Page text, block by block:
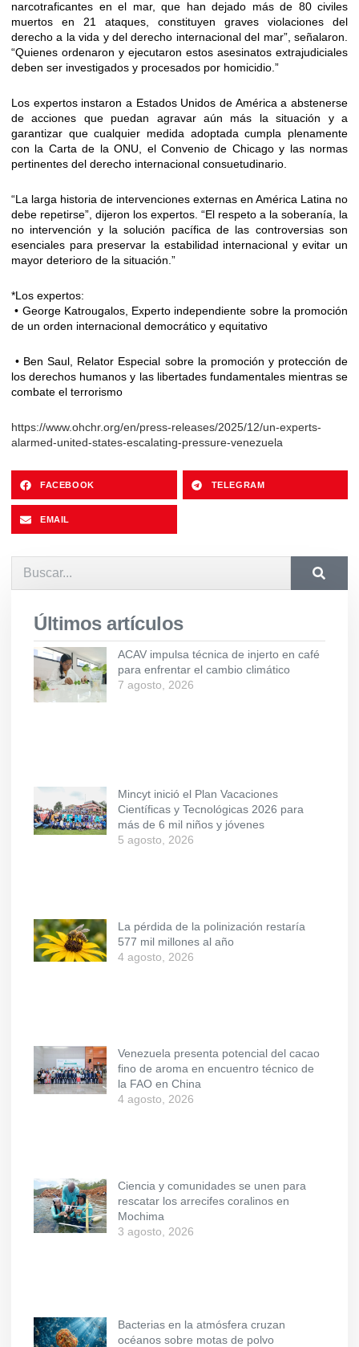
narcotraficantes en el mar, que han dejado más de 80 civiles
muertos en 21 ataques, constituyen graves violaciones del
derecho a la vida y del derecho internacional del mar”, señalaron.
“Quienes ordenaron y ejecutaron estos asesinatos extrajudiciales
deben ser investigados y procesados por homicidio.”
Los expertos instaron a Estados Unidos de América a abstenerse
de acciones que puedan agravar aún más la situación y a
garantizar que cualquier medida adoptada cumpla plenamente
con la Carta de la ONU, el Convenio de Chicago y las normas
pertinentes del derecho internacional consuetudinario.
“La larga historia de intervenciones externas en América Latina no
debe repetirse”, dijeron los expertos. “El respeto a la soberanía, la
no intervención y la solución pacífica de las controversias son
esenciales para preservar la estabilidad internacional y evitar un
mayor deterioro de la situación.”
*Los expertos:
• George Katrougalos, Experto independiente sobre la promoción
de un orden internacional democrático y equitativo
• Ben Saul, Relator Especial sobre la promoción y protección de
los derechos humanos y las libertades fundamentales mientras se
combate el terrorismo
https://www.ohchr.org/en/press-releases/2025/12/un-experts-
alarmed-united-states-escalating-pressure-venezuela
FACEBOOK TELEGRAM
EMAIL
Últimos artículos
ACAV impulsa técnica de injerto en café
para enfrentar el cambio climático
7 agosto, 2026
Mincyt inició el Plan Vacaciones
Científicas y Tecnológicas 2026 para
más de 6 mil niños y jóvenes
5 agosto, 2026
La pérdida de la polinización restaría
577 mil millones al año
4 agosto, 2026
Venezuela presenta potencial del cacao
fino de aroma en encuentro técnico de
la FAO en China
4 agosto, 2026
Ciencia y comunidades se unen para
rescatar los arrecifes coralinos en
Mochima
3 agosto, 2026
Bacterias en la atmósfera cruzan
océanos sobre motas de polvo